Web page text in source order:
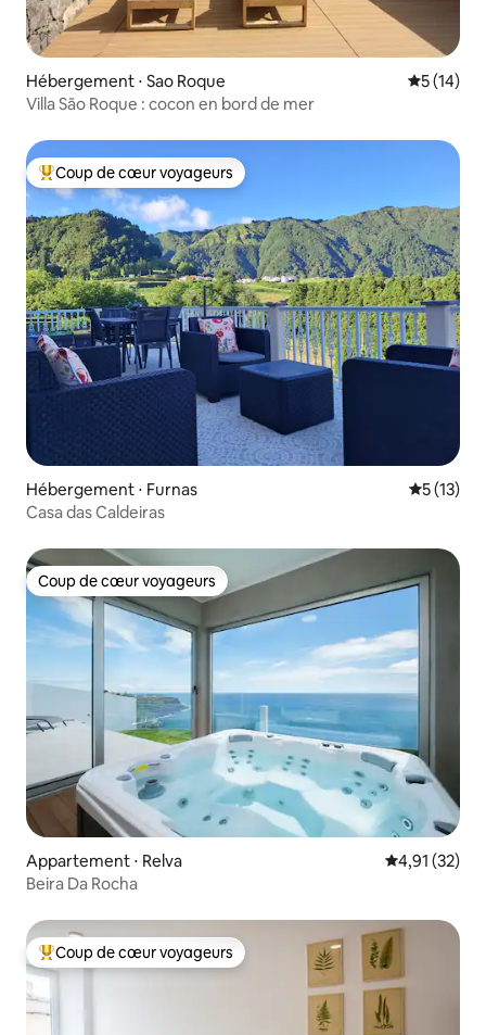
Hébergement ⋅ Sao Roque
5 (14)
Villa São Roque : cocon en bord de mer
Coups de cœur voyageurs les plus appréciés
Coup de cœur voyageurs
Hébergement ⋅ Furnas
5 (13)
Casa das Caldeiras
Coup de cœur voyageurs
Coup de cœur voyageurs
Appartement ⋅ Relva Évaluation
4,91 (32)
Beira Da Rocha
Coups de cœur voyageurs les plus appréciés
Coup de cœur voyageurs